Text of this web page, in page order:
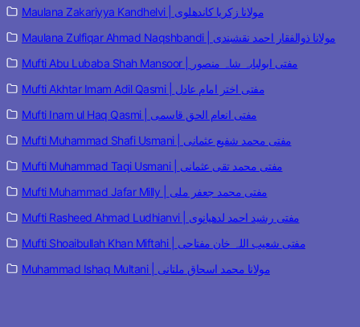
Maulana Zakariyya Kandhelvi | مولانا زکریا کاندھلوی
Maulana Zulfiqar Ahmad Naqshbandi | مولانا ذوالفقار احمد نقشبندی
Mufti Abu Lubaba Shah Mansoor | مفتی ابولبابہ شاہ منصور
Mufti Akhtar Imam Adil Qasmi | مفتی اختر امام عادل
Mufti Inam ul Haq Qasmi | مفتی انعام الحق قاسمی
Mufti Muhammad Shafi Usmani | مفتی محمد شفیع عثمانی
Mufti Muhammad Taqi Usmani | مفتی محمد تقی عثمانی
Mufti Muhammad Jafar Milly | مفتی محمد جعفر ملی
Mufti Rasheed Ahmad Ludhianvi | مفتی رشید احمد لدھیانوی
Mufti Shoaibullah Khan Miftahi | مفتی شعیب اللہ خان مفتاحی
Muhammad Ishaq Multani | مولانا محمد اسحاق ملتانی